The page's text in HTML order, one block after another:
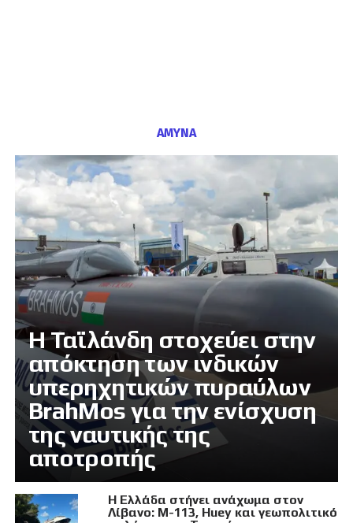
ΑΜΥΝΑ
Η Ταϊλάνδη στοχεύει στην
απόκτηση των ινδικών
υπερηχητικών πυραύλων
BrahMos για την ενίσχυση
της ναυτικής της
αποτροπής
Η Ελλάδα στήνει ανάχωμα στον
Λίβανο: M-113, Huey και γεωπολιτικό